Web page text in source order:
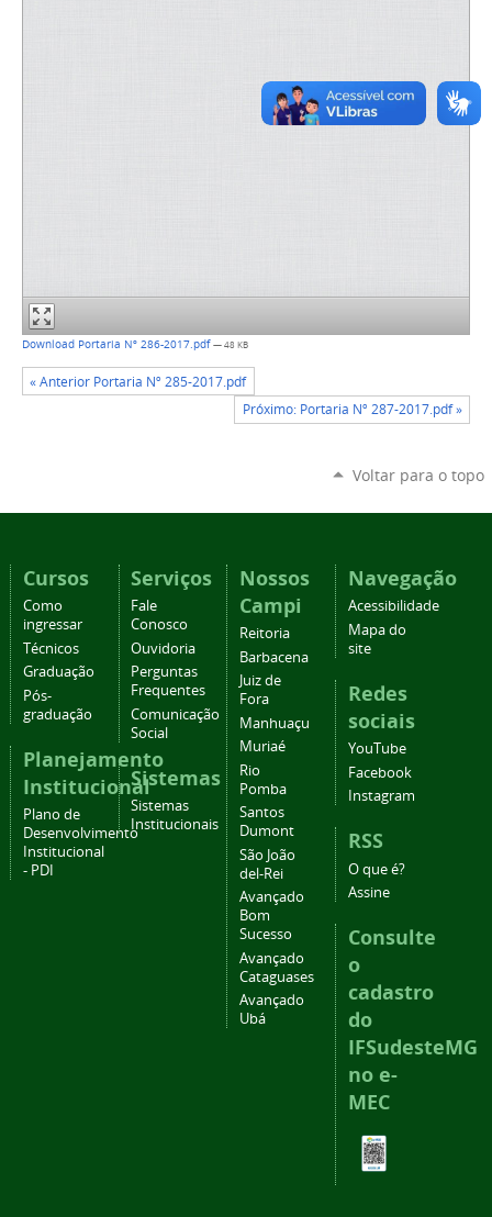
Download Portaria Nº 286-2017.pdf— 48 KB
« Anterior Portaria Nº 285-2017.pdf
Próximo: Portaria Nº 287-2017.pdf »
Voltar para o topo
Cursos
Como
ingressar
Técnicos
Graduação
Pós-
graduação
Planejamento
Institucional
Plano de
Desenvolvimento
Institucional
- PDI
Serviços
Fale
Conosco
Ouvidoria
Perguntas
Frequentes
Comunicação
Social
Sistemas
Sistemas
Institucionais
Nossos
Campi
Reitoria
Barbacena
Juiz de
Fora
Manhuaçu
Muriaé
Rio
Pomba
Santos
Dumont
São João
del-Rei
Avançado
Bom
Sucesso
Avançado
Cataguases
Avançado
Ubá
Navegação
Acessibilidade
Mapa do
site
Redes
sociais
YouTube
Facebook
Instagram
RSS
O que é?
Assine
Consulte
o
cadastro
do
IFSudesteMG
no e-
MEC